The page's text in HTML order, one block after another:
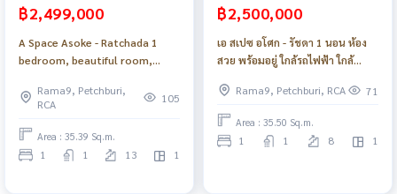
฿2,499,000
A Space Asoke - Ratchada 1
bedroom, beautiful room,
Rama9, Petchburi,
RCA
105
Area : 35.39 Sq.m.
1 1 13 1
฿2,500,000
เอ สเปซ อโศก - รัชดา 1 นอน ห้อง
สวย พร้อมอยู่ ใกล้รถไฟฟ้า ใกล้
Rama9, Petchburi, RCA
71
Area : 35.50 Sq.m.
1 1 8 1